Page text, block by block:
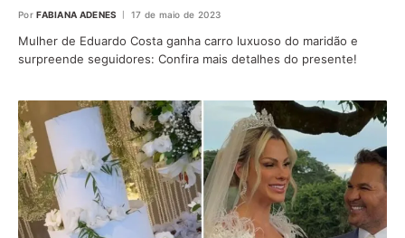
Por FABIANA ADENES 17 de maio de 2023
Mulher de Eduardo Costa ganha carro luxuoso do maridão e
surpreende seguidores: Confira mais detalhes do presente!